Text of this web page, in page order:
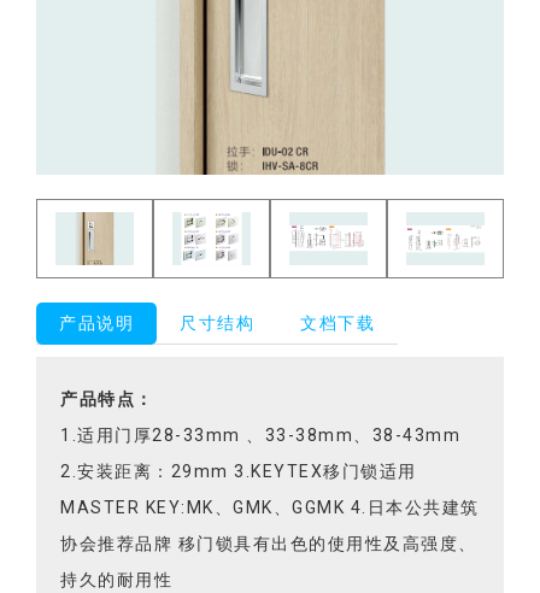
产品说明 尺寸结构 文档下载
产品特点：
1.适用门厚28-33mm 、33-38mm、38-43mm
2.安装距离：29mm 3.KEYTEX移门锁适用
MASTER KEY:MK、GMK、GGMK 4.日本公共建筑
协会推荐品牌 移门锁具有出色的使用性及高强度、
持久的耐用性